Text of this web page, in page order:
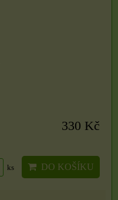
330 Kč
ks DO KOŠÍKU